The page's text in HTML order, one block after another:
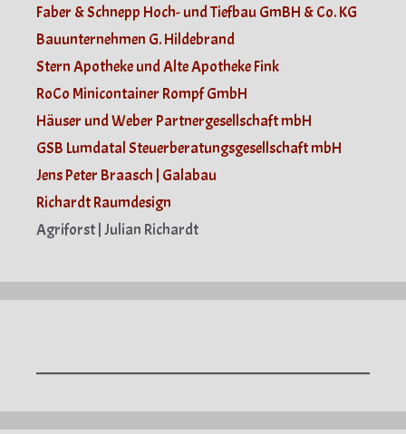
Faber & Schnepp Hoch- und Tiefbau GmBH & Co. KG
Bauunternehmen G. Hildebrand
Stern Apotheke und Alte Apotheke Fink
RoCo Minicontainer Rompf GmbH
Häuser und Weber Partnergesellschaft mbH
GSB Lumdatal Steuerberatungsgesellschaft mbH
Jens Peter Braasch | Galabau
Richardt Raumdesign
Agriforst | Julian Richardt